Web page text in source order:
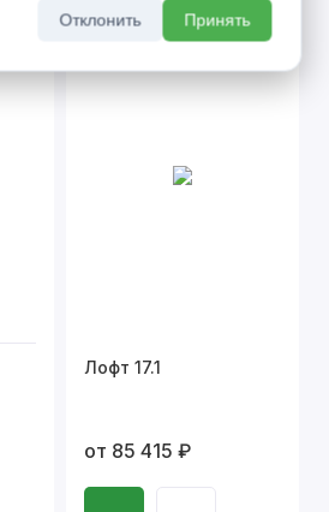
Лофт 17.1
от 85 415 ₽
Отклонить Принять